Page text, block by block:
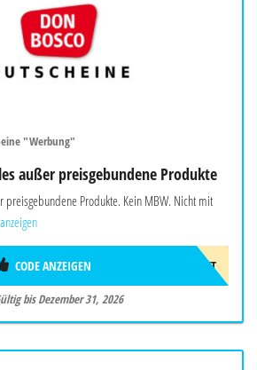
"Werbung"
außer preisgebundene Produkte
preisgebundene Produkte. Kein MBW. Nicht mit
10%GESCHENKT
CODE ANZEIGEN
bis Dezember 31, 2026